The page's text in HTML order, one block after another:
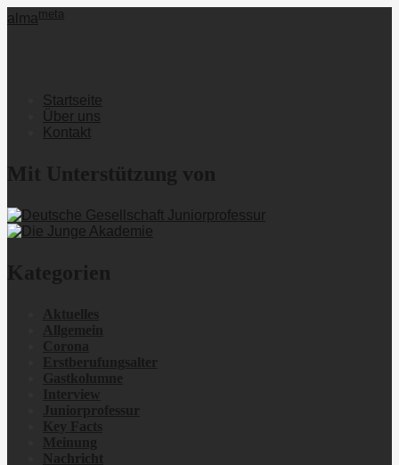
alma meta
Startseite
Über uns
Kontakt